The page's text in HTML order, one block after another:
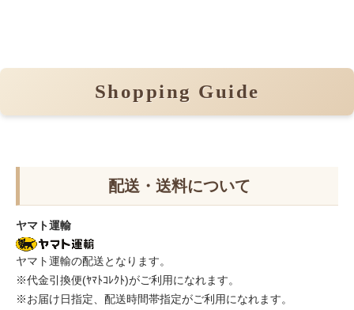
Shopping Guide
配送・送料について
ヤマト運輸
ヤマト運輸の配送となります。
※代金引換便(ﾔﾏﾄｺﾚｸﾄ)がご利用になれます。
※お届け日指定、配送時間帯指定がご利用になれます。